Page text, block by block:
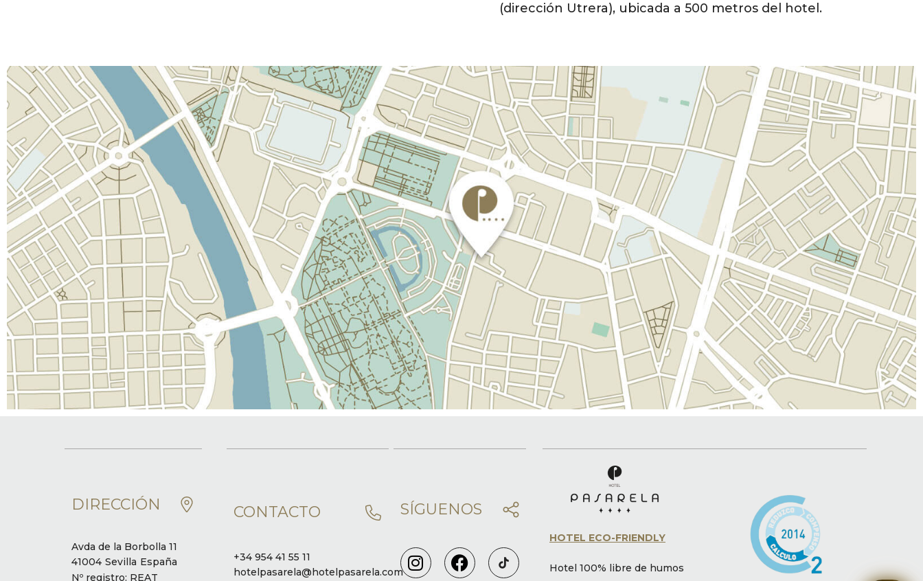
(dirección Utrera), ubicada a 500 metros del hotel.
DIRECCIÓN
Avda de la Borbolla 11
41004 Sevilla España
Nº registro: REAT
CONTACTO
+34 954 41 55 11
hotelpasarela@hotelpasarela.com
SÍGUENOS
HOTEL ECO-FRIENDLY
Hotel 100% libre de humos